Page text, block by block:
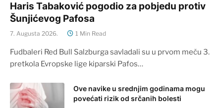
Haris Tabaković pogodio za pobjedu protiv
Šunjićevog Pafosa
7. Augusta 2026. 1 Min Read
Fudbaleri Red Bull Salzburga savladali su u prvom meču 3.
pretkola Evropske lige kiparski Pafos…
Ove navike u srednjim godinama mogu
povećati rizik od srčanih bolesti